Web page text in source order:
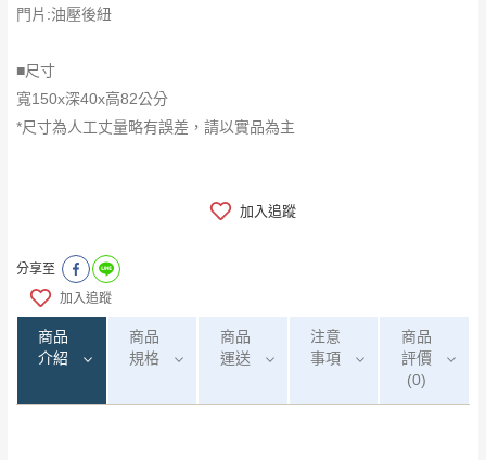
門片:油壓後紐
■尺寸
寬150x深40x高82公分
*尺寸為人工丈量略有誤差，請以實品為主
加入追蹤
分享至
加入追蹤
商品
介紹
商品
規格
商品
運送
注意
事項
商品
評價
(0)